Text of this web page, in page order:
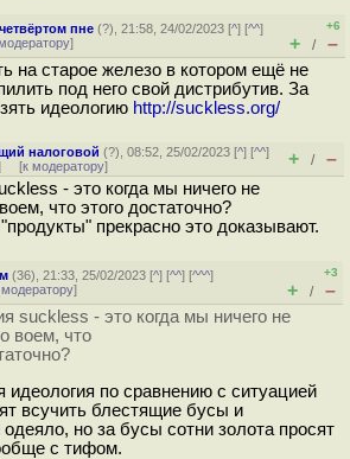
пне (?), 21:58, 24/02/2023 [^] [^^]
]
+6
+ / –
на старое железо в котором ещё не
под него свой дистрибутив. За
идеологию http://suckless.org/
налоговой (?), 08:52, 25/02/2023 [^] [^^]
[к модератору] + / –
- это когда мы ничего не
что этого достаточно?
прекрасно это доказывают.
(36), 21:33, 25/02/2023 [^] [^^] [^^^]
модератору]
+3
+ / –
suckless - это когда мы ничего не
воем, что
идеология по сравнению с ситуацией
всучить блестящие бусы и
но за бусы сотни золота просят
с тифом.